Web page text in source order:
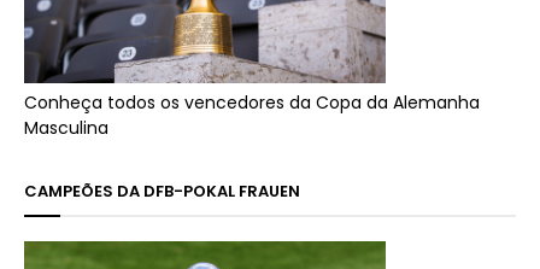
Conheça todos os vencedores da Copa da Alemanha
Masculina
CAMPEÕES DA DFB-POKAL FRAUEN